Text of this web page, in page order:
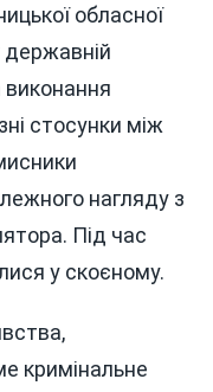
обласної
державній
виконання
стосунки між
нагляду з
Під час
у скоєному.
кримінальне